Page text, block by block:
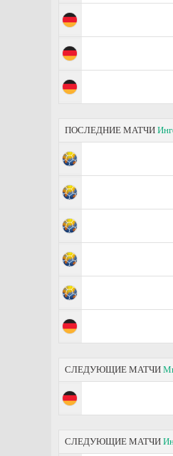
ПОСЛЕДНИЕ МАТЧИ
СЛЕДУЮЩИЕ МАТЧИ
СЛЕДУЮЩИЕ МАТЧИ